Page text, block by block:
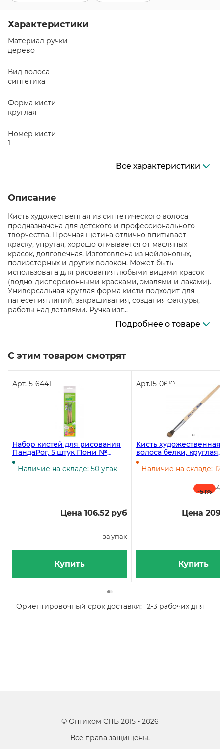
Характеристики
Материал ручки
дерево
Вид волоса
синтетика
Форма кисти
круглая
Номер кисти
1
Все характеристики
Описание
Кисть художественная из синтетического волоса
предназначена для детского и профессионального
творчества. Прочная щетина отлично впитывает
краску, упругая, хорошо отмывается от масляных
красок, долговечная. Изготовлена из нейлоновых,
полиэстерных и других волокон. Может быть
использована для рисования любыми видами красок
(водно-дисперсионными красками, эмалями и лаками).
Универсальная круглая форма кисти подходит для
нанесения линий, закрашивания, создания фактуры,
работы над деталями. Ручка изг...
Подробнее о товаре
С этим товаром смотрят
Арт.15-6441
Набор кистей для рисования
ПандаРог, 5 штук Пони №
1,2,3,4,5, пакет с подвесом
Наличие на складе: 50 упак
Цена 106.52 руб
за упак
Купить
Арт.15-0610
Кисть
волоса белки,
Наличие на складе:
-51%
Цена
Купить
Ориентировочный срок доставки: 2-3 рабочих дня
© Оптиком СПБ 2015 - 2026
Все права защищены.